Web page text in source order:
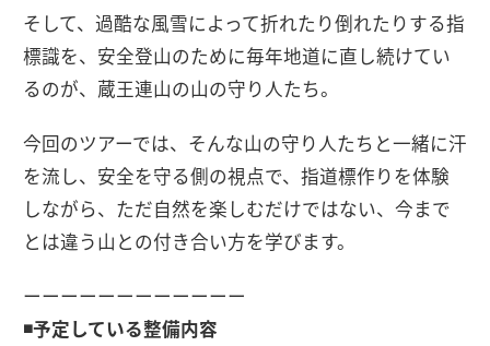
そして、過酷な風雪によって折れたり倒れたりする指
標識を、安全登山のために毎年地道に直し続けてい
るのが、蔵王連山の山の守り人たち。
今回のツアーでは、そんな山の守り人たちと一緒に汗
を流し、安全を守る側の視点で、指道標作りを体験
しながら、ただ自然を楽しむだけではない、今まで
とは違う山との付き合い方を学びます。
ーーーーーーーーーーーー
◾️予定している整備内容